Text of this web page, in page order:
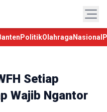
PolitikOlahraga Nasional
Setiap
Wajib Ngantor